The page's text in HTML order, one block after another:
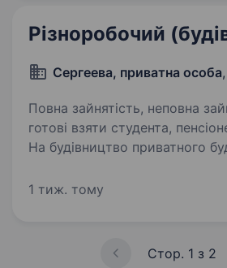
Різноробочий
Сергеева, приватна особа
Повна зайнятість, неповна
готові взяти студента,
На будівництво приватного
фізична, різнопланова, оплата
1 тиж. тому
Стор. 1 з 2